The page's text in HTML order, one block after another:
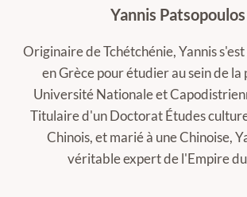
Yannis Patsopoulos
Originaire de Tchétchénie, Yannis
en Grèce pour étudier au sein de la
Université Nationale et
Titulaire d'un Doctorat Études
Chinois, et marié à une Chinoise,
véritable expert de l'Empire